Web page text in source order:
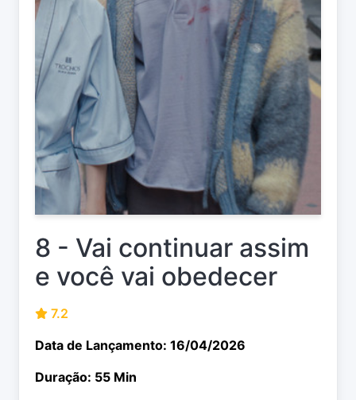
8 - Vai continuar assim
e você vai obedecer
7.2
Data de Lançamento: 16/04/2026
Duração: 55 Min